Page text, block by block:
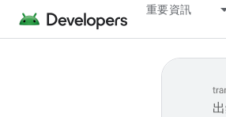
重要資訊
出